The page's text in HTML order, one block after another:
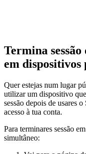
Termina
em dispositivos
Quer estejas num lugar
utilizar um dispositivo
sessão depois de usares
acesso à tua conta.
Para terminares sessão
simultâneo: